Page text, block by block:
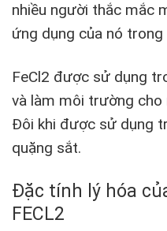
nhiều người thắc mắc
ứng dụng của nó
FeCl2 được sử dụng
và làm môi trường cho
Đôi khi được sử dụng
quặng sắt.
Đặc tính lý hóa
FECL2